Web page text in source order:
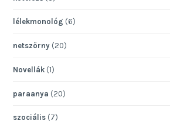
lélekmonológ (6)
netszörny (20)
Novellák (1)
paraanya (20)
szociális (7)